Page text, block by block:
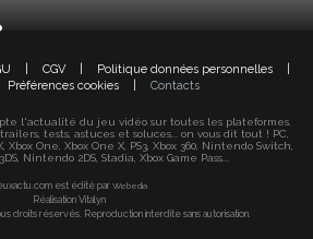
CGV Politique données personnelles
Préférences cookies Contacts
l'actualité du jeu vidéo sur toutes les plateformes.
tests, astuces et soluces... on vous dit tout ! PC,
Xbox One, Xbox One X, PS3, Xbox 360, Nintendo Switch,
Nintendo 2DS, Stadia, Xbox Game Pass...
est édité par Webedia
Réalisation Vitalyn
droits réservés. Reproduction interdite sans autorisation.